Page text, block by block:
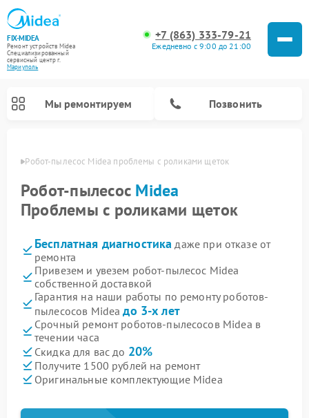
FIX-MIDEA
Ремонт устройств Midea
Специализированный
cервисный центр г.
Мариуполь
+7 (863) 333-79-21
Ежедневно с 9:00 до 21:00
Мы ремонтируем Позвонить
Робот-пылесос Midea проблемы с роликами щеток
Робот-пылесос Midea
Проблемы с роликами щеток
Бесплатная диагностика даже при отказе от
ремонта
Привезем и увезем робот-пылесос Midea
собственной доставкой
Гарантия на наши работы по ремонту роботов-
пылесосов Mideaдо 3-х лет
Срочный ремонт роботов-пылесосов Midea в
течении часа
Скидка для вас до 20%
Получите 1500 рублей на ремонт
Оригинальные комплектующие Midea